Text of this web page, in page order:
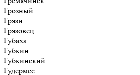
Грозный
Грязи
Грязовец
Губаха
Губкин
Губкинский
Гудермес